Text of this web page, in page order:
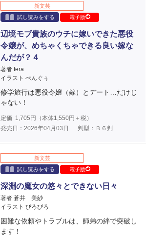
新文芸
試し読みをする
電子版
辺境モブ貴族のウチに嫁いできた悪役
令嬢が、めちゃくちゃできる良い嫁な
んだが？４
著者 tera
イラスト ぺんぐぅ
修学旅行は悪役令嬢（嫁）とデート…だけじ
ゃない！
定価 1,705 円（本体1,550円＋税）
発売日：2026年04月03日
判型：Ｂ６判
新文芸
試し読みをする
電子版
深淵の魔女の悠々とできない日々
著者 蒼井 美紗
イラスト ぴろぴろ
困難な依頼やトラブルは、師弟の絆で突破し
ます！